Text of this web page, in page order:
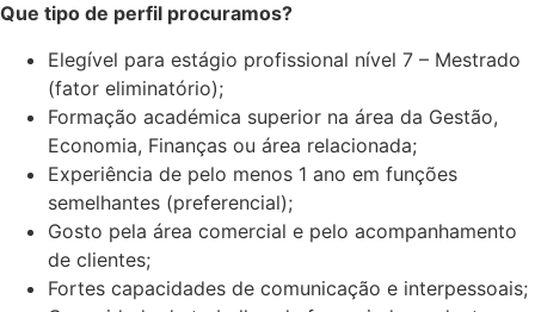
Que tipo de perfil procuramos?
Elegível para estágio profissional nível 7 – Mestrado
(fator eliminatório);
Formação académica superior na área da Gestão,
Economia, Finanças ou área relacionada;
Experiência de pelo menos 1 ano em funções
semelhantes (preferencial);
Gosto pela área comercial e pelo acompanhamento
de clientes;
Fortes capacidades de comunicação e interpessoais;